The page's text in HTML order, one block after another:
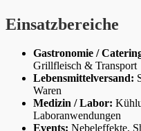
Einsatzbereiche
Gastronomie /
Grillfleisch & Transport
Lebensmittelversand:
Waren
Medizin / Labor:
Laboranwendungen
Events: Nebeleffekte,